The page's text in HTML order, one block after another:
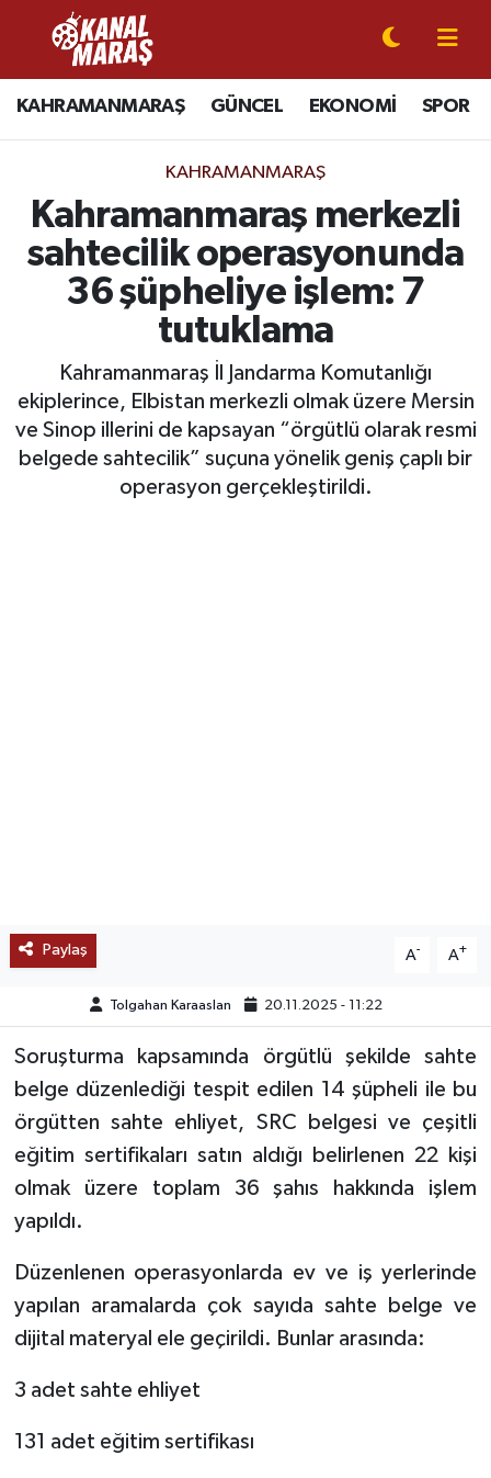
KAHRAMANMARAŞ GÜNCEL EKONOMİ SPOR
KAHRAMANMARAŞ
Kahramanmaraş merkezli
sahtecilik operasyonunda
36 şüpheliye işlem: 7
tutuklama
Kahramanmaraş İl Jandarma Komutanlığı
ekiplerince, Elbistan merkezli olmak üzere Mersin
ve Sinop illerini de kapsayan “örgütlü olarak resmi
belgede sahtecilik” suçuna yönelik geniş çaplı bir
operasyon gerçekleştirildi.
Paylaş A- A+
Tolgahan Karaaslan 20.11.2025 - 11:22
Soruşturma kapsamında örgütlü şekilde sahte
belge düzenlediği tespit edilen 14 şüpheli ile bu
örgütten sahte ehliyet, SRC belgesi ve çeşitli
eğitim sertifikaları satın aldığı belirlenen 22 kişi
olmak üzere toplam 36 şahıs hakkında işlem
yapıldı.
Düzenlenen operasyonlarda ev ve iş yerlerinde
yapılan aramalarda çok sayıda sahte belge ve
dijital materyal ele geçirildi. Bunlar arasında:
3 adet sahte ehliyet
131 adet eğitim sertifikası
CANLI YAYIN
KAHRAMANMARAŞ
SPOR
SİYASET
EKONOMİ
GÜNDEM
MAGAZİN
YAŞAM
KÜLTÜR SANAT
Kahramanmaraş Nöbetçi Eczaneler
Kahramanmaraş Hava Durumu
Kahramanmaraş Trafik Yoğunluk Haritası
Süper Lig Puan Durumu ve Fikstür
Tüm Manşetler
Son Dakika Haberleri
Haber Arşivi